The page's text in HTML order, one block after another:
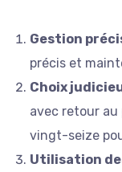
Gestion
précis et
Choix
avec retour
vingt-seize
Utilisation